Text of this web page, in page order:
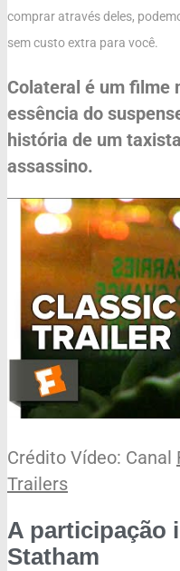
comprar através deles,
sem custo extra para você.
Colateral é um filme
essência do
história de um
assassino.
Crédito Vídeo: Canal
Trailers
A participação
Statham